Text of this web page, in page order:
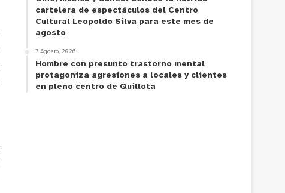
cartelera de espectáculos del Centro
Cultural Leopoldo Silva para este mes de
agosto
7 Agosto, 2026
Hombre con presunto trastorno mental
protagoniza agresiones a locales y clientes
en pleno centro de Quillota